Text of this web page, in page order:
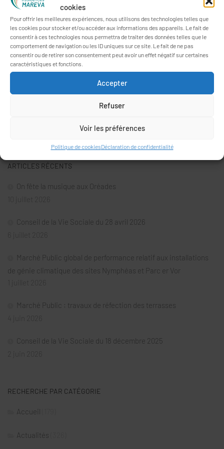
cookies
Pour offrir les meilleures expériences, nous utilisons des technologies telles que
les cookies pour stocker et/ou accéder aux informations des appareils. Le fait de
consentir à ces technologies nous permettra de traiter des données telles que le
comportement de navigation ou les ID uniques sur ce site. Le fait de ne pas
consentir ou de retirer son consentement peut avoir un effet négatif sur certaines
caractéristiques et fonctions.
Accepter
Refuser
Voir les préférences
Politique de cookiesDéclaration de confidentialité
ARTICLES RÉCENTS
On fête la musique aux Oréades
Conseil de la Vie Sociale du 28 avril 2026
Marché Public global de performance relatif aux installations
de génie climatique des sites Nymphéas et Parc er Vor
Marché Public : travaux de réfection des terrasses
Conseil de la Vie Sociale du 18 décembre 2025
RECHERCHE PAR CATÉGORIE
Accueil
Actualités